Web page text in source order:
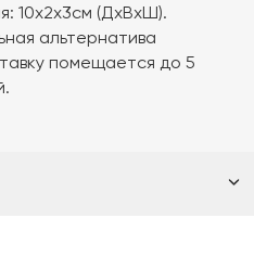
10х2х3см (ДхВхШ).
альтернатива
помещается до 5